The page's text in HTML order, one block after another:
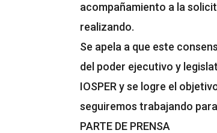
acompañamiento a la
realizando.
Se apela a que este
del poder ejecutivo y
IOSPER y se logre el
seguiremos trabajando
PARTE DE PRENSA